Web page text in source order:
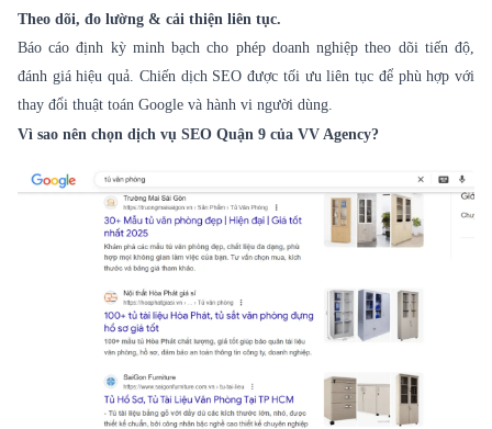
Theo dõi, đo lường & cải thiện liên tục.
Báo cáo định kỳ minh bạch cho phép doanh nghiệp theo dõi tiến độ,
đánh giá hiệu quả. Chiến dịch SEO được tối ưu liên tục để phù hợp với
thay đổi thuật toán Google và hành vi người dùng.
Vì sao nên chọn dịch vụ SEO Quận 9 của VV Agency?